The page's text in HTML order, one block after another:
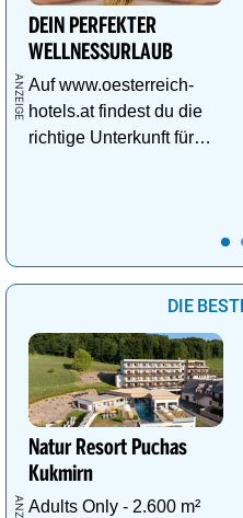
DEIN PERFEKTER
WELLNESSURLAUB
Auf www.oesterreich-
hotels.at findest du die
richtige Unterkunft für
DIE
Natur Resort Puchas
Kukmirn
Adults Only - 2.600 m²